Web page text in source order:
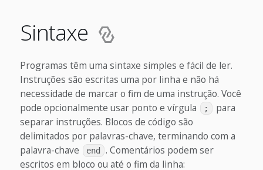
Sintaxe
Programas têm uma sintaxe simples e fácil de ler.
Instruções são escritas uma por linha e não há
necessidade de marcar o fim de uma instrução. Você
pode opcionalmente usar ponto e vírgula
;
para
separar instruções. Blocos de código são
delimitados por palavras-chave, terminando com a
palavra-chave
end
. Comentários podem ser
escritos em bloco ou até o fim da linha: